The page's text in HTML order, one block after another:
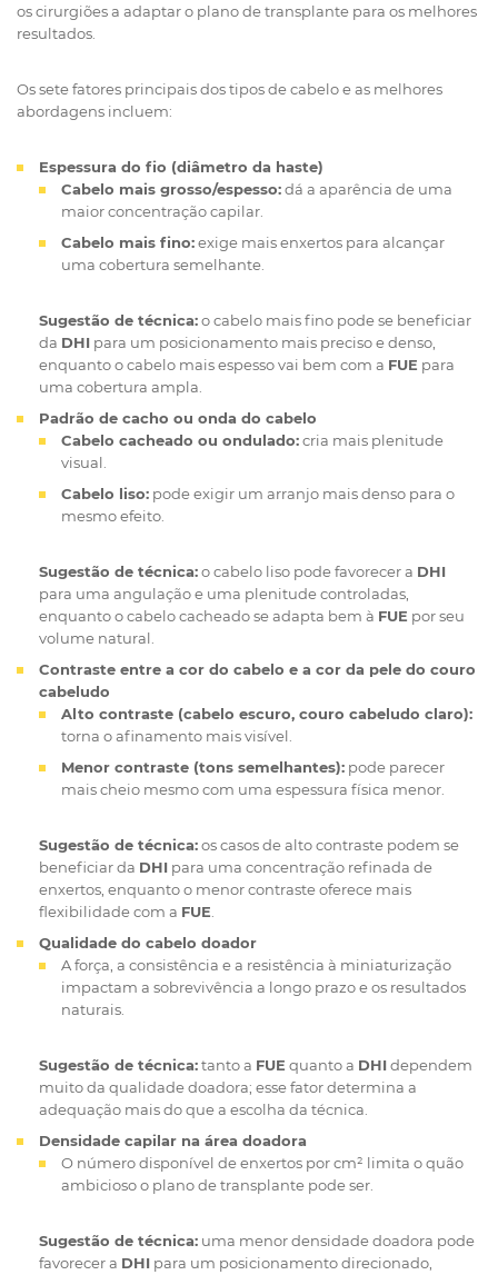
os cirurgiões a adaptar o plano de transplante para os melhores
resultados.
Os sete fatores principais dos tipos de cabelo e as melhores
abordagens incluem:
Espessura do fio (diâmetro da haste)
Cabelo mais grosso/espesso:dá a aparência de uma
maior concentração capilar.
Cabelo mais fino:exige mais enxertos para alcançar
uma cobertura semelhante.
Sugestão de técnica:o cabelo mais fino pode se beneficiar
da DHI para um posicionamento mais preciso e denso,
enquanto o cabelo mais espesso vai bem com a FUE para
uma cobertura ampla.
Padrão de cacho ou onda do cabelo
Cabelo cacheado ou ondulado:cria mais plenitude
visual.
Cabelo liso: pode exigir um arranjo mais denso para o
mesmo efeito.
Sugestão de técnica:o cabelo liso pode favorecer a DHI
para uma angulação e uma plenitude controladas,
enquanto o cabelo cacheado se adapta bem à FUE por seu
volume natural.
Contraste entre a cor do cabelo e a cor da pele do couro
cabeludo
Alto contraste (cabelo escuro, couro cabeludo claro):
torna o afinamento mais visível.
Menor contraste (tons semelhantes): pode parecer
mais cheio mesmo com uma espessura física menor.
Sugestão de técnica:os casos de alto contraste podem se
beneficiar da DHI para uma concentração refinada de
enxertos, enquanto o menor contraste oferece mais
flexibilidade com a FUE.
Qualidade do cabelo doador
A força, a consistência e a resistência à miniaturização
impactam a sobrevivência a longo prazo e os resultados
naturais.
Sugestão de técnica:tanto a FUE quanto a DHIdependem
muito da qualidade doadora; esse fator determina a
adequação mais do que a escolha da técnica.
Densidade capilar na área doadora
O número disponível de enxertos por cm² limita o quão
ambicioso o plano de transplante pode ser.
Sugestão de técnica: uma menor densidade doadora pode
favorecer a DHI para um posicionamento direcionado,